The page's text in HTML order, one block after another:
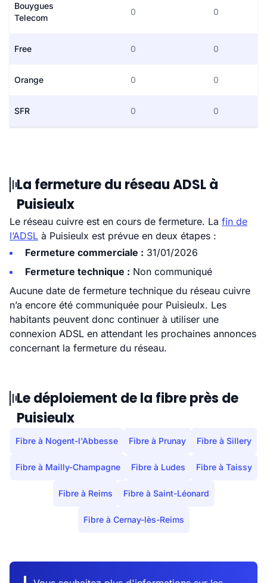
Bouygues
Telecom
0 0
Free 0 0
Orange 0 0
SFR 0 0
La fermeture du réseau ADSL à
Puisieulx
Le réseau cuivre est en cours de fermeture. La fin de
l’ADSL à Puisieulx est prévue en deux étapes :
Fermeture commerciale : 31/01/2026
Fermeture technique : Non communiqué
Aucune date de fermeture technique du réseau cuivre
n’a encore été communiquée pour Puisieulx. Les
habitants peuvent donc continuer à utiliser une
connexion ADSL en attendant les prochaines annonces
concernant la fermeture du réseau.
Le déploiement de la fibre près de
Puisieulx
Fibre à Nogent-l'Abbesse Fibre à Prunay Fibre à Sillery
Fibre à Mailly-Champagne Fibre à Ludes Fibre à Taissy
Fibre à Reims Fibre à Saint-Léonard
Fibre à Cernay-lès-Reims